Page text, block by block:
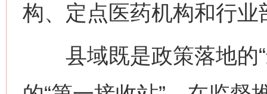
构、定点医药机构和行业
县域既是政策落地的“